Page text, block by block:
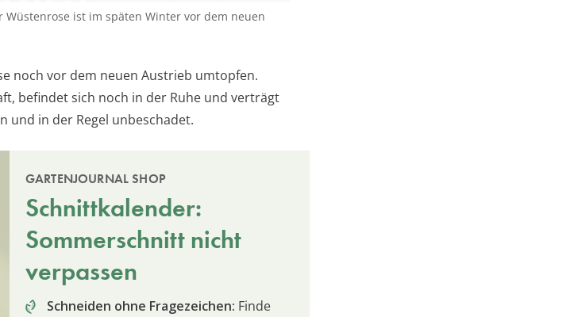
ist im späten Winter vor dem neuen
noch vor dem neuen Austrieb umtopfen.
befindet sich noch in der Ruhe und verträgt
und in der Regel unbeschadet.
GARTENJOURNAL SHOP
Schnittkalender:
Sommerschnitt nicht
verpassen
Schneiden ohne Fragezeichen: Finde